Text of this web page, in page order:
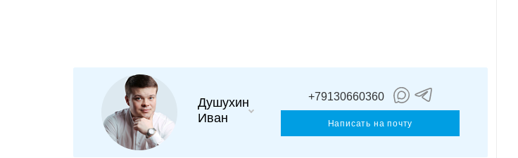
Душухин
Иван
+79130660360
Написать на почту